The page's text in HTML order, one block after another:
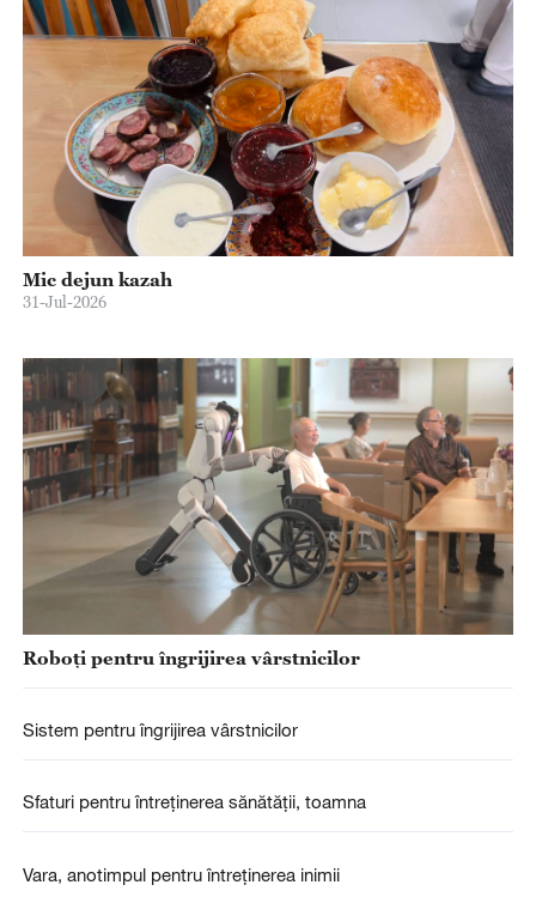
Mic dejun kazah
31-Jul-2026
Roboți pentru îngrijirea vârstnicilor
Sistem pentru îngrijirea vârstnicilor
Sfaturi pentru întreținerea sănătății, toamna
Vara, anotimpul pentru întreținerea inimii